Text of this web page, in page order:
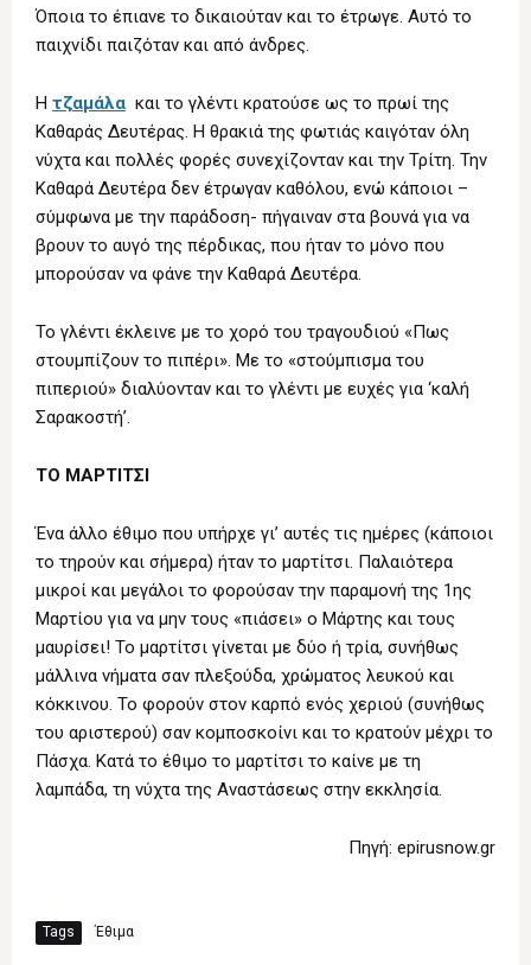
Όποια το έπιανε το δικαιούταν και το έτρωγε. Αυτό το
παιχνίδι παιζόταν και από άνδρες.
Η τζαμάλα και το γλέντι κρατούσε ως το πρωί της
Καθαράς Δευτέρας. Η θρακιά της φωτιάς καιγόταν όλη
νύχτα και πολλές φορές συνεχίζονταν και την Τρίτη. Την
Καθαρά Δευτέρα δεν έτρωγαν καθόλου, ενώ κάποιοι –
σύμφωνα με την παράδοση- πήγαιναν στα βουνά για να
βρουν το αυγό της πέρδικας, που ήταν το μόνο που
μπορούσαν να φάνε την Καθαρά Δευτέρα.
Το γλέντι έκλεινε με το χορό του τραγουδιού «Πως
στουμπίζουν το πιπέρι». Με το «στούμπισμα του
πιπεριού» διαλύονταν και το γλέντι με ευχές για ‘καλή
Σαρακοστή’.
ΤΟ ΜΑΡΤΙΤΣΙ
Ένα άλλο έθιμο που υπήρχε γι’ αυτές τις ημέρες (κάποιοι
το τηρούν και σήμερα) ήταν το μαρτίτσι. Παλαιότερα
μικροί και μεγάλοι το φορούσαν την παραμονή της 1ης
Μαρτίου για να μην τους «πιάσει» ο Μάρτης και τους
μαυρίσει! Το μαρτίτσι γίνεται με δύο ή τρία, συνήθως
μάλλινα νήματα σαν πλεξούδα, χρώματος λευκού και
κόκκινου. Το φορούν στον καρπό ενός χεριού (συνήθως
του αριστερού) σαν κομποσκοίνι και το κρατούν μέχρι το
Πάσχα. Κατά το έθιμο το μαρτίτσι το καίνε με τη
λαμπάδα, τη νύχτα της Αναστάσεως στην εκκλησία.
Πηγή: epirusnow.gr
Tags Έθιμα